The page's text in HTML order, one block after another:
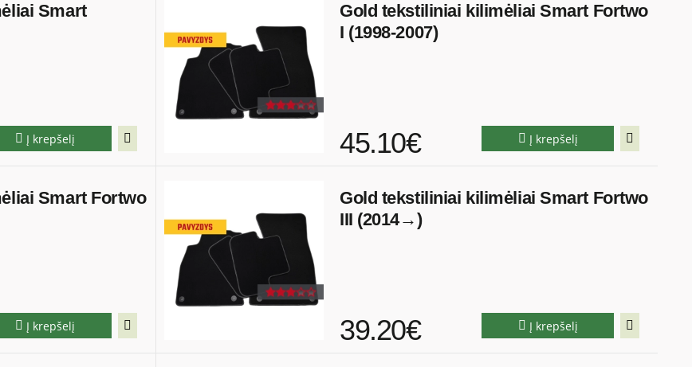
Smart
Į krepšelį
Gold tekstiliniai kilimėliai Smart Fortwo
I (1998-2007)
45.10€ Į krepšelį
Smart Fortwo
Į krepšelį
Gold tekstiliniai kilimėliai Smart Fortwo
III (2014→)
39.20€ Į krepšelį